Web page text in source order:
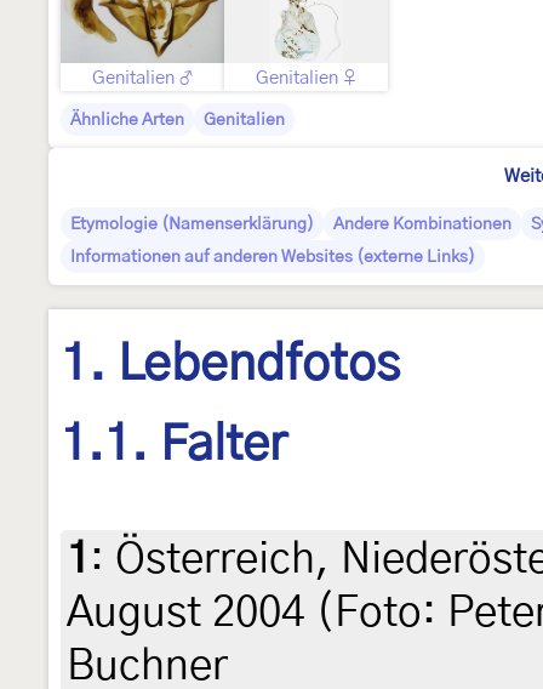
Genitalien ♂ Genitalien ♀
Ähnliche Arten Genitalien
Etymologie (Namenserklärung) Andere Kombinationen
Informationen auf anderen Websites (externe Links)
1. Lebendfotos
1.1. Falter
1 : Österreich,
August 2004 (Foto:
Buchner